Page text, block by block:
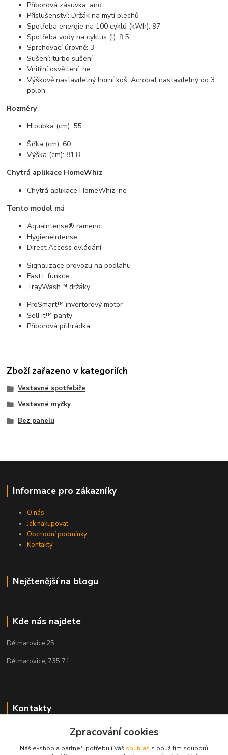
Příborová zásuvka: ano
Příslušenství: Držák na mytí plechů
Spotřeba energie na 100 cyklů (kWh): 97
Spotřeba vody na cyklus (l): 9.5
Sprchovací úrovně: 3
Sušení: turbo sušení
Vnitřní osvětlení: ne
Výškově nastavitelný horní koš: Acrobat nastavitelný do 3
poloh
Rozměry
Hloubka (cm): 55
Šířka (cm): 60
Výška (cm): 81.8
Chytrá aplikace HomeWhiz
Chytrá aplikace HomeWhiz: ne
Tento model má
AquaIntense® rameno
HygieneIntense
Direct Access ovládání
Signalizace provozu na podlahu
Fast+ funkce
TrayWash™ držáky
ProSmart™ invertorový motor
SelFit™ panty
Příborová přihrádka
Zboží zařazeno v kategoriích
Vestavné spotřebiče
Vestavné myčky
Bez panelu
Informace pro zákazníky
O nás
Jak nakupovat
Obchodní podmínky
Kontakty
Nejčtenější na blogu
Kde nás najdete
Dětmarovice 25
Dětmarovice, 735 71
Kontakty
+420 731 444 327Zpracování cookies
Náš e-shop a partneři potřebují Váš souhlas s použitím souborů